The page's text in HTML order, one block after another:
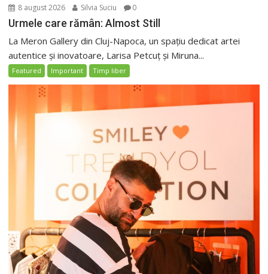
8 august 2026 Silvia Suciu 0
Urmele care rămân: Almost Still
La Meron Gallery din Cluj-Napoca, un spațiu dedicat artei
autentice și inovatoare, Larisa Petcuț și Miruna...
Featured Important Timp liber